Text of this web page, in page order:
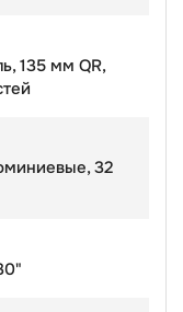
135 мм QR,
32